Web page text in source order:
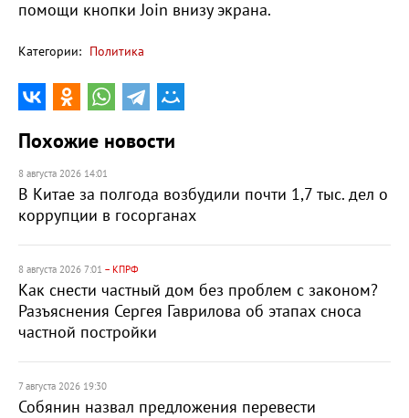
помощи кнопки Join внизу экрана.
Категории: Политика
Похожие новости
8 августа 2026 14:01
В Китае за полгода возбудили почти 1,7 тыс. дел о
коррупции в госорганах
8 августа 2026 7:01 – КПРФ
Как снести частный дом без проблем с законом?
Разъяснения Сергея Гаврилова об этапах сноса
частной постройки
7 августа 2026 19:30
Собянин назвал предложения перевести